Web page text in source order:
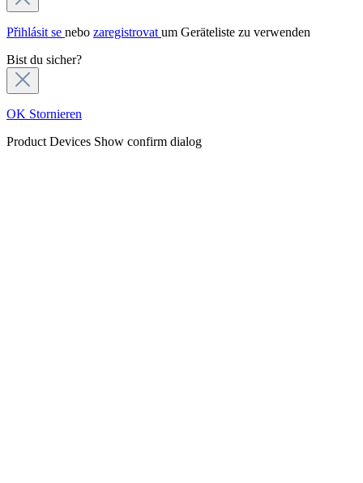
Přihlásit se nebo zaregistrovat um Geräteliste zu verwenden
Bist du sicher?
OK Stornieren
Product Devices Show confirm dialog